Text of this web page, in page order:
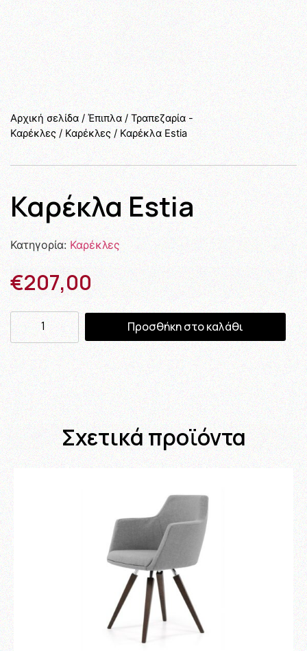
Αρχική σελίδα /Έπιπλα/Τραπεζαρία -
Καρέκλες/Καρέκλες / Καρέκλα Estia
Καρέκλα Estia
Κατηγορία: Καρέκλες
€207,00
Προσθήκη στο καλάθι
Σχετικά προϊόντα